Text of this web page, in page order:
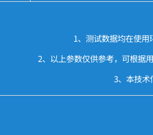
1、测试数据均在使
2、以上参数仅供参考，可根据
3、本技术